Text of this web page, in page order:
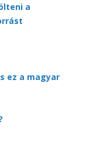
a
ez a magyar